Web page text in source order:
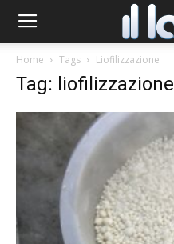
Home Tags Liofilizzazione
Tag: liofilizzazione